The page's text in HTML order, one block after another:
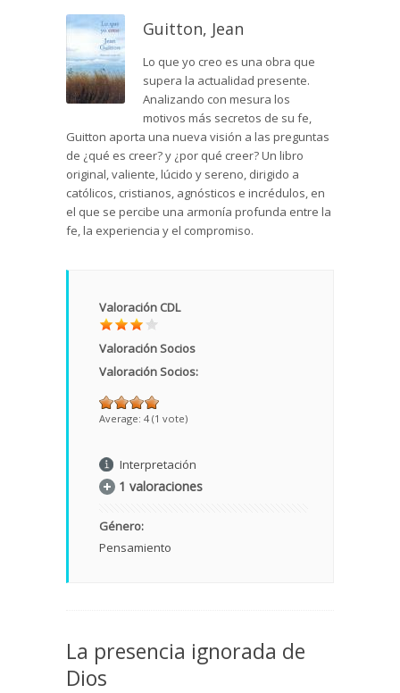
Guitton, Jean
Lo que yo creo es una obra que
supera la actualidad presente.
Analizando con mesura los
motivos más secretos de su fe,
Guitton aporta una nueva visión a las preguntas
de ¿qué es creer? y ¿por qué creer? Un libro
original, valiente, lúcido y sereno, dirigido a
católicos, cristianos, agnósticos e incrédulos, en
el que se percibe una armonía profunda entre la
fe, la experiencia y el compromiso.
Valoración CDL
Valoración Socios
Valoración Socios:
Average: 4 (1 vote)
Interpretación
1 valoraciones
Género:
Pensamiento
La presencia ignorada de
Dios